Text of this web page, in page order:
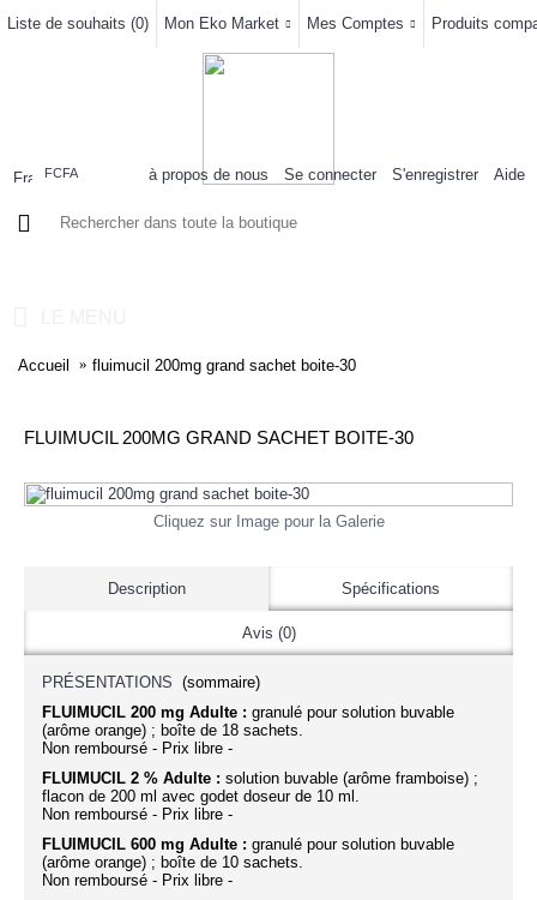
Liste de souhaits (0) Mon Eko Market Mes Comptes Produits
FCFA à propos de nous Se connecter S'enregistrer Aide
Accueil fluimucil 200mg grand sachet boite-30
FLUIMUCIL 200MG GRAND SACHET BOITE-30
Cliquez sur Image pour la Galerie
Description Spécifications
Avis (0)
PRÉSENTATIONS (sommaire)
FLUIMUCIL 200 mg Adulte : granulé pour solution buvable
(arôme orange) ; boîte de 18 sachets.
Non remboursé - Prix libre -
FLUIMUCIL 2 % Adulte : solution buvable (arôme framboise) ;
flacon de 200 ml avec godet doseur de 10 ml.
Non remboursé - Prix libre -
FLUIMUCIL 600 mg Adulte : granulé pour solution buvable
(arôme orange) ; boîte de 10 sachets.
Non remboursé - Prix libre -